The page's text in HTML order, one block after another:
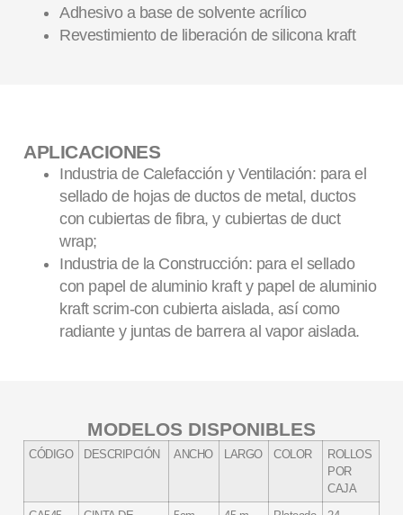
Adhesivo a base de solvente acrílico
Revestimiento de liberación de silicona kraft
APLICACIONES
Industria de Calefacción y Ventilación: para el
sellado de hojas de ductos de metal, ductos
con cubiertas de fibra, y cubiertas de duct
wrap;
Industria de la Construcción: para el sellado
con papel de aluminio kraft y papel de aluminio
kraft scrim-con cubierta aislada, así como
radiante y juntas de barrera al vapor aislada.
MODELOS DISPONIBLES
CÓDIGO DESCRIPCIÓN ANCHO LARGO COLOR
ROLLOS
POR
CAJA